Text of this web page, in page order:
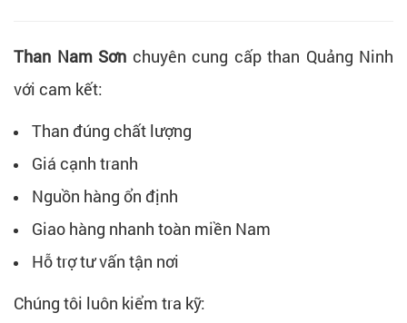
Than Nam Sơn chuyên cung cấp than Quảng Ninh
với cam kết:
Than đúng chất lượng
Giá cạnh tranh
Nguồn hàng ổn định
Giao hàng nhanh toàn miền Nam
Hỗ trợ tư vấn tận nơi
Chúng tôi luôn kiểm tra kỹ: